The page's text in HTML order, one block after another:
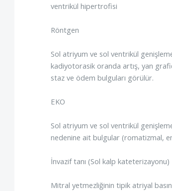
ventrikül hipertrofisi
Röntgen
Sol atriyum ve sol ventrikül
kadiyotorasik oranda artış, yan
staz ve ödem bulguları görülür.
EKO
Sol atriyum ve sol ventrikül
nedenine ait bulgular (romatizmal,
İnvazif tanı (Sol kalp kateterizayonu)
Mitral yetmezliğinin tipik atriyal